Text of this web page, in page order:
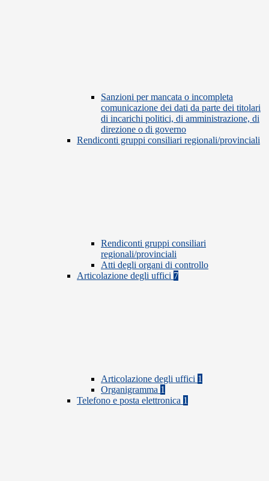
Sanzioni per mancata o incompleta
comunicazione dei dati da parte dei titolari
di incarichi politici, di amministrazione, di
direzione o di governo
Rendiconti gruppi consiliari regionali/provinciali
Rendiconti gruppi consiliari
regionali/provinciali
Atti degli organi di controllo
Articolazione degli uffici 7
Articolazione degli uffici 1
Organigramma 1
Telefono e posta elettronica 1